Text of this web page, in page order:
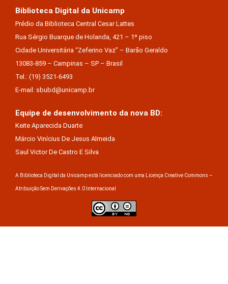
Biblioteca Digital da Unicamp
Prédio da Biblioteca Central Cesar Lattes
Rua Sérgio Buarque de Holanda, 421 – 1º piso
Cidade Universitária “Zeferino Vaz” – Barão Geraldo
13083-859 – Campinas – SP – Brasil
Tel.: (19) 3521-6493
E-mail: sbubd@unicamp.br
Equipe de desenvolvimento da nova BD:
Keite Aparecida Duarte
Márcio Vinícius De Jesus Almeida
Saul Victor De Castro E Silva
A Biblioteca Digital da Unicamp está licenciado com uma Licença Creative Commons –
Atribuição Sem Derivações 4.0 Internacional